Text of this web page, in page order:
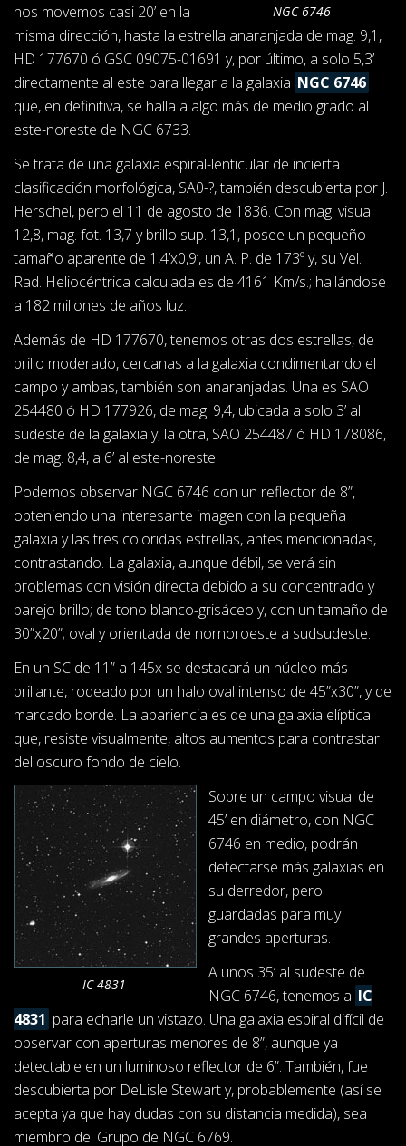
NGC 6746
nos movemos casi 20’ en la
misma dirección, hasta la estrella anaranjada de mag. 9,1,
HD 177670 ó GSC 09075-01691 y, por último, a solo 5,3’
directamente al este para llegar a la galaxia NGC 6746
que, en definitiva, se halla a algo más de medio grado al
este-noreste de NGC 6733.
Se trata de una galaxia espiral-lenticular de incierta
clasificación morfológica, SA0-?, también descubierta por J.
Herschel, pero el 11 de agosto de 1836. Con mag. visual
12,8, mag. fot. 13,7 y brillo sup. 13,1, posee un pequeño
tamaño aparente de 1,4’x0,9’, un A. P. de 173º y, su Vel.
Rad. Heliocéntrica calculada es de 4161 Km/s.; hallándose
a 182 millones de años luz.
Además de HD 177670, tenemos otras dos estrellas, de
brillo moderado, cercanas a la galaxia condimentando el
campo y ambas, también son anaranjadas. Una es SAO
254480 ó HD 177926, de mag. 9,4, ubicada a solo 3’ al
sudeste de la galaxia y, la otra, SAO 254487 ó HD 178086,
de mag. 8,4, a 6’ al este-noreste.
Podemos observar NGC 6746 con un reflector de 8”,
obteniendo una interesante imagen con la pequeña
galaxia y las tres coloridas estrellas, antes mencionadas,
contrastando. La galaxia, aunque débil, se verá sin
problemas con visión directa debido a su concentrado y
parejo brillo; de tono blanco-grisáceo y, con un tamaño de
30”x20”; oval y orientada de nornoroeste a sudsudeste.
En un SC de 11” a 145x se destacará un núcleo más
brillante, rodeado por un halo oval intenso de 45”x30”, y de
marcado borde. La apariencia es de una galaxia elíptica
que, resiste visualmente, altos aumentos para contrastar
del oscuro fondo de cielo.
IC 4831
Sobre un campo visual de
45’ en diámetro, con NGC
6746 en medio, podrán
detectarse más galaxias en
su derredor, pero
guardadas para muy
grandes aperturas.
A unos 35’ al sudeste de
NGC 6746, tenemos a IC
4831 para echarle un vistazo. Una galaxia espiral difícil de
observar con aperturas menores de 8”, aunque ya
detectable en un luminoso reflector de 6”. También, fue
descubierta por DeLisle Stewart y, probablemente (así se
acepta ya que hay dudas con su distancia medida), sea
miembro del Grupo de NGC 6769.